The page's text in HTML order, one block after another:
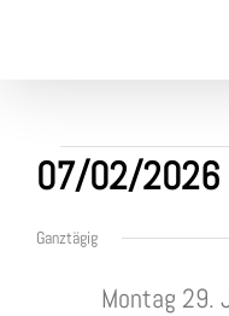
für
07/02/2026
Datum
wählen.
Ganztägig
Montag 29.